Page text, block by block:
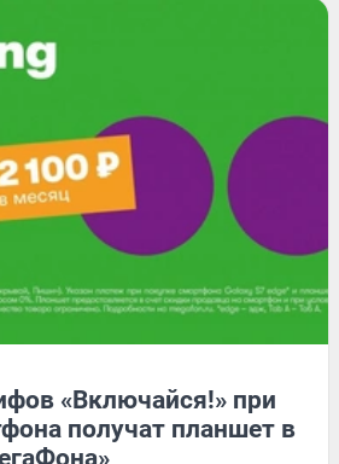
«Включайся!» при
получат планшет в